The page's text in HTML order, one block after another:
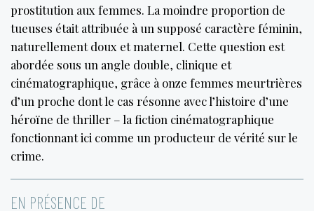
prostitution aux femmes. La moindre proportion de
tueuses était attribuée à un supposé caractère féminin,
naturellement doux et maternel. Cette question est
abordée sous un angle double, clinique et
cinématographique, grâce à onze femmes meurtrières
d’un proche dont le cas résonne avec l’histoire d’une
héroïne de thriller – la fiction cinématographique
fonctionnant ici comme un producteur de vérité sur le
crime.
EN PRÉSENCE DE